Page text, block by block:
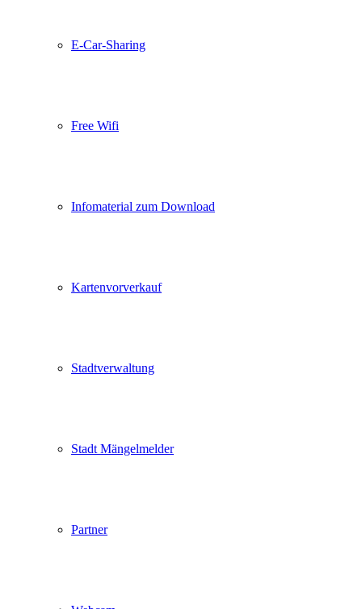
E-Car-Sharing
Free Wifi
Infomaterial zum Download
Kartenvorverkauf
Stadtverwaltung
Stadt Mängelmelder
Partner